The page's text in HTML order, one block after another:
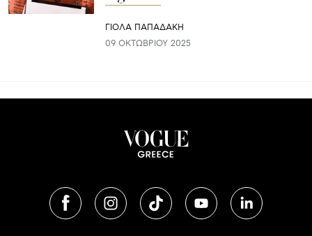
ΓΙΌΛΑ ΠΑΠΑΔΆΚΗ
09 ΟΚΤΩΒΡΊΟΥ 2025